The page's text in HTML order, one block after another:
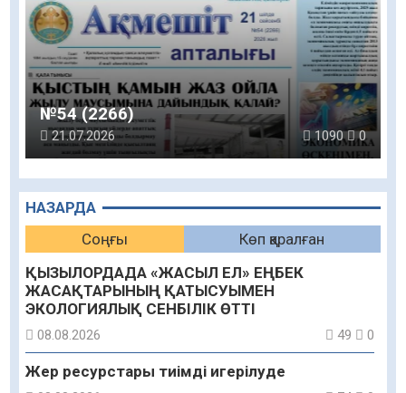
НАЗАРДА
Соңғы
Көп қаралған
ҚЫЗЫЛОРДАДА «ЖАСЫЛ ЕЛ» ЕҢБЕК
ЖАСАҚТАРЫНЫҢ ҚАТЫСУЫМЕН
ЭКОЛОГИЯЛЫҚ СЕНБІЛІК ӨТТІ
08.08.2026 49 0
Жер ресурстары тиімді игерілуде
№54 (2266)
21.07.2026 1090 0